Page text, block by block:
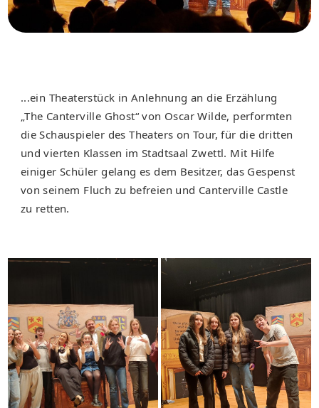
...ein Theaterstück in Anlehnung an die Erzählung
„The Canterville Ghost“ von Oscar Wilde, performten
die Schauspieler des Theaters on Tour, für die dritten
und vierten Klassen im Stadtsaal Zwettl. Mit Hilfe
einiger Schüler gelang es dem Besitzer, das Gespenst
von seinem Fluch zu befreien und Canterville Castle
zu retten.